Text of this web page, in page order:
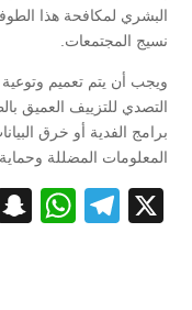
البشري لمكافحة هذا
نسيج المجتمعات.
ويجب أن يتم تعميم
التصدي للتزييف العميق
برامج الفدية أو خرق
المعلومات المضللة
X